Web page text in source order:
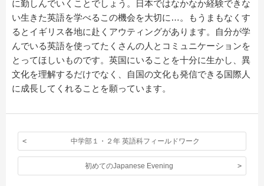
に勤しんでいくことでしょう。日本ではなかなか経験できな
い生きた英語を学べるこの機会を大切に…。もうまもなくす
るとイギリス各地に赴くアウティングがあります。自分が学
んでいる英語を使ってたくさんの人とコミュニケーションを
とってほしいものです。英国にいることを十分に生かし、異
文化を理解するだけでなく、自国の文化も発信できる国際人
に成長してくれることを願っています。
中学部１・２年 英語科フィールドワーク
初めてのJapanese Evening